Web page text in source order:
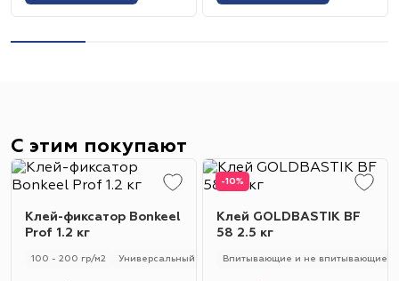
С этим покупают
Клей-фиксатор Bonkeel
Prof 1.2 кг
100 - 200 гр/м2 Универсальный
-10%
Клей GOLDBASTIK BF
58 2.5 кг
Впитывающие и не впитывающие